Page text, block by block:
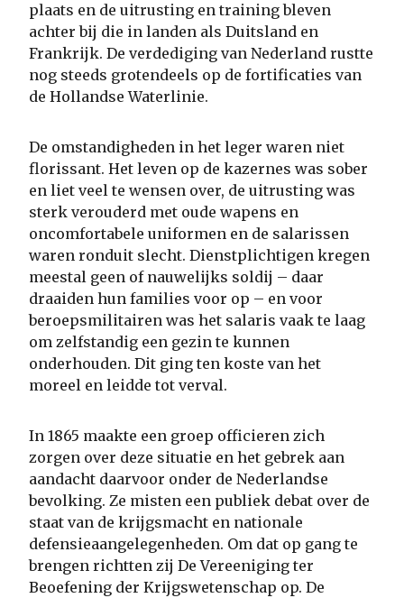
plaats en de uitrusting en training bleven
achter bij die in landen als Duitsland en
Frankrijk. De verdediging van Nederland rustte
nog steeds grotendeels op de fortificaties van
de Hollandse Waterlinie.
De omstandigheden in het leger waren niet
florissant. Het leven op de kazernes was sober
en liet veel te wensen over, de uitrusting was
sterk verouderd met oude wapens en
oncomfortabele uniformen en de salarissen
waren ronduit slecht. Dienstplichtigen kregen
meestal geen of nauwelijks soldij – daar
draaiden hun families voor op – en voor
beroepsmilitairen was het salaris vaak te laag
om zelfstandig een gezin te kunnen
onderhouden. Dit ging ten koste van het
moreel en leidde tot verval.
In 1865 maakte een groep officieren zich
zorgen over deze situatie en het gebrek aan
aandacht daarvoor onder de Nederlandse
bevolking. Ze misten een publiek debat over de
staat van de krijgsmacht en nationale
defensieaangelegenheden. Om dat op gang te
brengen richtten zij De Vereeniging ter
Beoefening der Krijgswetenschap op. De